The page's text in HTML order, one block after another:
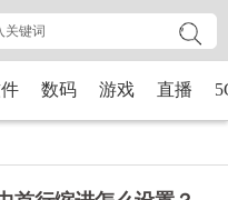
数码 游戏 直播